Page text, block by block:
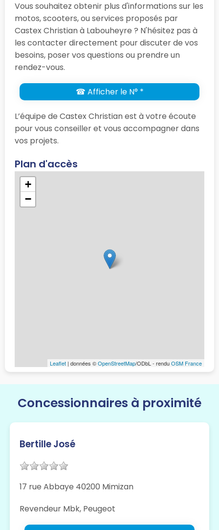
Vous souhaitez obtenir plus d'informations sur les
motos, scooters, ou services proposés par
Castex Christian à Labouheyre ? N'hésitez pas à
les contacter directement pour discuter de vos
besoins, poser vos questions ou prendre un
rendez-vous.
☎ Afficher le N° *
L’équipe de Castex Christian est à votre écoute
pour vous conseiller et vous accompagner dans
vos projets.
Plan d'accès
+
−
Leaflet | données ©OpenStreetMap/ODbL - renduOSM France
Concessionnaires à proximité
Bertille José
17 rue Abbaye 40200 Mimizan
Revendeur Mbk, Peugeot